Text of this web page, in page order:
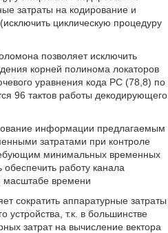
затраты на кодирование и
циклическую процедуру
позволяет исключить
корней полинома локаторов
уравнения кода PC (78,8) по
96 тактов работы декодирующего
информации предлагаемым
затратами при контроле
минимальных временных
обеспечить работу канала
масштабе времени
сократить аппаратурные затраты
устройства, т.к. в большинстве
затрат на вычисление вектора